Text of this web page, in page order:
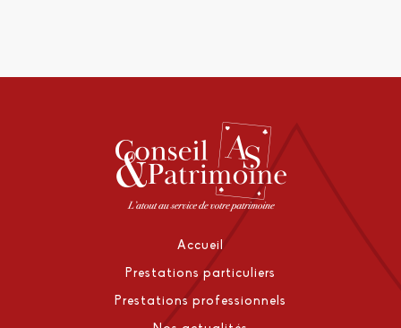
Accueil
Prestations particuliers
Prestations professionnels